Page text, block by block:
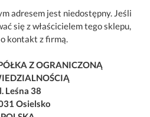
adresem jest niedostępny. Jeśli
się z właścicielem tego sklepu,
kontakt z firmą.
Z OGRANICZONĄ
Leśna 38
Osielsko